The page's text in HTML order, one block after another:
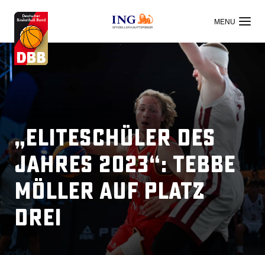
OFFIZIELLER HAUPTSPONSOR
„Eliteschüler des
Jahres 2023“: Tebbe
Möller auf Platz
drei